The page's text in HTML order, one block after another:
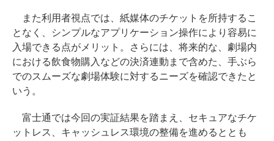
また利用者視点では、紙媒体のチケットを所持するこ
となく、シンプルなアプリケーション操作により容易に
入場できる点がメリット。さらには、将来的な、劇場内
における飲食物購入などの決済連動まで含めた、手ぶら
でのスムーズな劇場体験に対するニーズを確認できたと
いう。
富士通では今回の実証結果を踏まえ、セキュアなチケ
ットレス、キャッシュレス環境の整備を進めるととも